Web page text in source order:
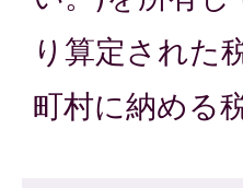
り算定された
町村に納める